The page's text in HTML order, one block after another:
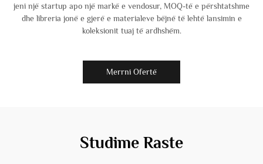
jeni një startup apo një markë e vendosur, MOQ-të e përshtatshme
dhe libreria jonë e gjerë e materialeve bëjnë të lehtë lansimin e
koleksionit tuaj të ardhshëm.
Merrni Ofertë
Studime Raste